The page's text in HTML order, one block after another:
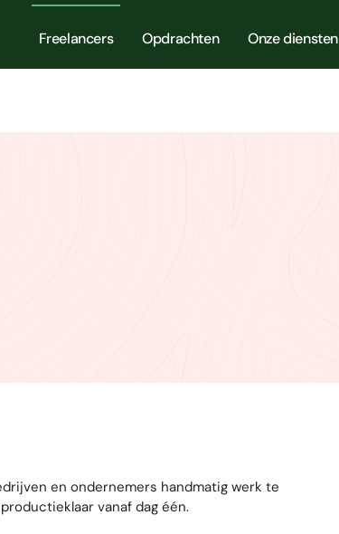
Freelancers Opdrachten Onze diensten
en ondernemers handmatig werk te
vanaf dag één.